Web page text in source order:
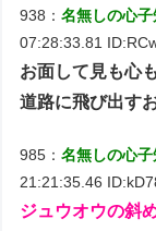
938：名無しの心
07:28:33.81
お面して見も心
道路に飛び出す
985：名無しの心
21:21:35.46
ジュウオウの斜